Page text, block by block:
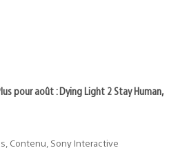
pour août : Dying Light 2 Stay Human,
Contenu, Sony Interactive